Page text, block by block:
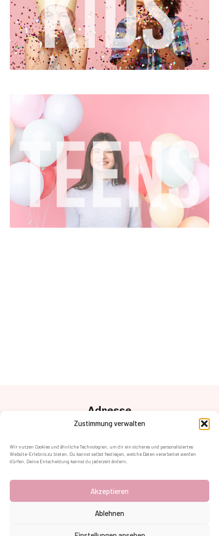
Zustimmung verwalten
Wir nutzen Cookies und ähnliche Technologien, um dir ein sicheres und personalisiertes
Website-Erlebnis zu bieten. Du kannst selbst festlegen, welche Daten verarbeitet werden
dürfen. Deine Entscheidung kannst du jederzeit ändern.
Akzeptieren
Ablehnen
Adresse
Anton-Baumgartner Str. 125/2/02,
Kontakt
+43 (1) 8905884 – 400
Follow Us